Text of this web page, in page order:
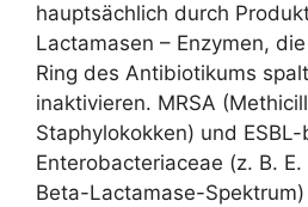
hauptsächlich durch
Lactamasen – Enzymen,
Ring des Antibiotikums
inaktivieren. MRSA
Staphylokokken) und
Enterobacteriaceae (z. B.
Beta-Lactamase-